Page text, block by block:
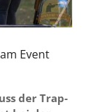
Event
der Trap-